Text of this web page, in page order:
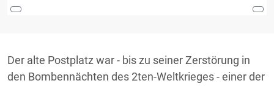
Der alte Postplatz war - bis zu seiner Zerstörung in
den Bombennächten des 2ten-Weltkrieges - einer der